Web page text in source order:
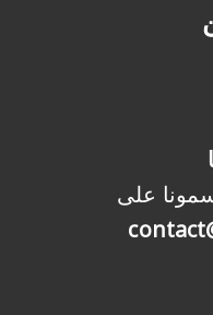
على